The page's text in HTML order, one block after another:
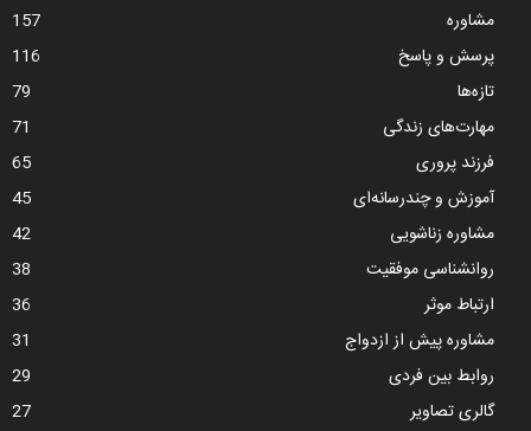
مشاوره
157
پرسش و پاسخ
116
تازه‌ها
79
مهارت‌های زندگی
71
فرزند پروری
65
آموزش و چندرسانه‌ای
45
مشاوره زناشویی
42
روانشناسی موفقیت
38
ارتباط موثر
36
مشاوره پیش از ازدواج
31
روابط بین فردی
29
گالری تصاویر
27